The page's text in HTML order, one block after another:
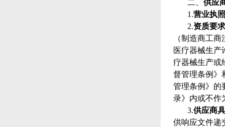
二、 供应
1.营业执
2.资质要
（制造商工
医疗器械生产
疗器械生产或
督管理条例》
管理条例》的
录》内或不作
3.供应商
供响应文件递